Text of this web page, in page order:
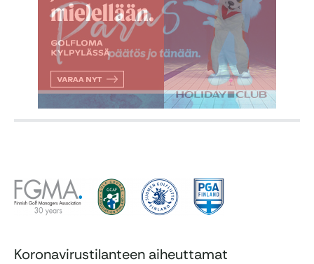
Koronavirustilanteen aiheuttamat